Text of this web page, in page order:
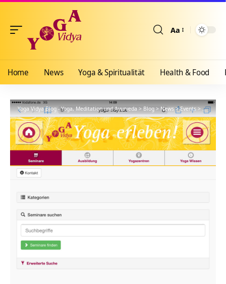
Aa
Home News Yoga & Spiritualität Health & Food
Yoga Vidya Blog - Yoga, Meditation und Ayurveda>Blog>News>Events>